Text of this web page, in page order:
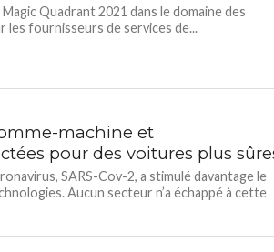
Quadrant 2021 dans le domaine des
fournisseurs de services de...
machine et
pour des voitures plus
SARS-Cov-2, a stimulé davantage le
Aucun secteur n’a échappé à cette